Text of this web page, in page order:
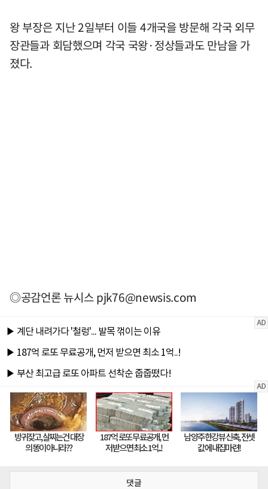
왕 부장은 지난 2일부터 이들 4개국을 방문해 각국 외무
장관들과 회담했으며 각국 국왕·정상들과도 만남을 가
졌다.
◎공감언론 뉴시스pjk76@newsis.com
댓글